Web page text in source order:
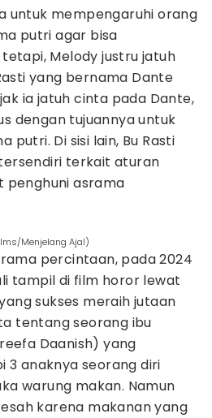
untuk mempengaruhi orang
putri agar bisa
Melody justru jatuh
yang bernama Dante
ia jatuh cinta pada Dante,
dengan tujuannya untuk
putri. Di sisi lain, Bu Rasti
terkait aturan
asrama
Menjelang Ajal)
percintaan, pada 2024
tampil di film horor lewat
sukses meraih jutaan
tentang seorang ibu
Daanish) yang
3 anaknya seorang diri
warung makan. Namun
karena makanan yang